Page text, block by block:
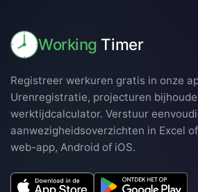
Working Timer
Registreer werkuren gratis in onze
Urenregistratie, projecturen
werktijdcalculator. Verstuur
aanwezigheidsoverzichten in Excel
web-app, Android of iOS.